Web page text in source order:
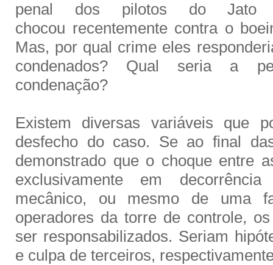
penal dos pilotos do Jato
chocou recentemente contra o
Mas, por qual crime eles
condenados? Qual seria a
condenação?
Existem diversas variáveis que
desfecho do caso. Se ao final
demonstrado que o choque entre
exclusivamente em
mecânico, ou mesmo de uma
operadores da torre de controle,
ser responsabilizados. Seriam
e culpa de terceiros,